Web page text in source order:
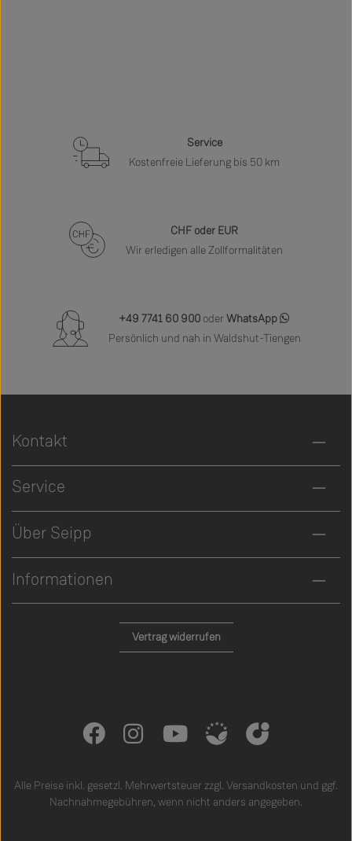
Service
Kostenfreie Lieferung bis 50 km
CHF oder EUR
Wir erledigen alle Zollformalitäten
+49 7741 60 900 oder WhatsApp
Persönlich und nah in Waldshut-Tiengen
Kontakt
Service
Über Seipp
Informationen
Vertrag widerrufen
Alle Preise inkl. gesetzl. Mehrwertsteuer zzgl. Versandkosten und ggf.
Nachnahmegebühren, wenn nicht anders angegeben.